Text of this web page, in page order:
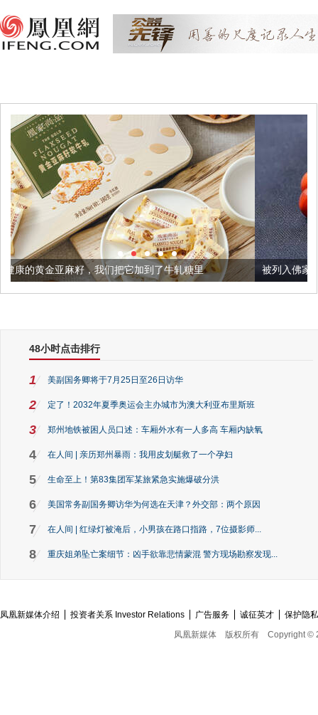
把它加到了牛轧糖里 被列入佛家七宝的它到底有多美？
48小时点击排行
1 美副国务卿将于7月25日至26日访华
2 定了！2032年夏季奥运会主办城市为澳大利亚布里斯班
3 郑州地铁被困人员口述：车厢外水有一人多高 车厢内缺氧
4 在人间 | 亲历郑州暴雨：我用皮划艇救了一个孕妇
5 生命至上！第83集团军某旅紧急实施爆破分洪
6 美国常务副国务卿访华为何选在天津？外交部：两个原因
7 在人间 | 红绿灯被淹后，小男孩在路口指路，7位摄影师...
8 重庆姐弟坠亡案细节：凶手欲靠悲情蒙混 警方现场勘察发现...
凤凰新媒体介绍 投资者关系 Investor Relations 广告服务 诚征英才
保护隐
凤凰新媒体
版权所有 Copyright ©